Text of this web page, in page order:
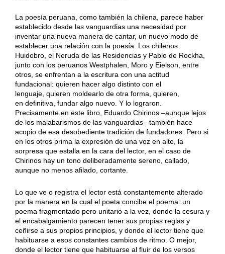
La poesía peruana, como también la chilena, parece haber
establecido desde las vanguardias una necesidad por
inventar una nueva manera de cantar, un nuevo modo de
establecer una relación con la poesía. Los chilenos
Huidobro, el Neruda de las Residencias y Pablo de Rockha,
junto con los peruanos Westphalen, Moro y Eielson, entre
otros, se enfrentan a la escritura con una actitud
fundacional: quieren hacer algo distinto con el
lenguaje, quieren moldearlo de otra forma, quieren,
en definitiva, fundar algo nuevo. Y lo lograron.
Precisamente en este libro, Eduardo Chirinos –aunque lejos
de los malabarismos de las vanguardias– también hace
acopio de esa desobediente tradición de fundadores. Pero si
en los otros prima la expresión de una voz en alto, la
sorpresa que estalla en la cara del lector, en el caso de
Chirinos hay un tono deliberadamente sereno, callado,
aunque no menos afilado, cortante.
Lo que ve o registra el lector está constantemente alterado
por la manera en la cual el poeta concibe el poema: un
poema fragmentado pero unitario a la vez, donde la cesura y
el encabalgamiento parecen tener sus propias reglas y
ceñirse a sus propios principios, y donde el lector tiene que
habituarse a esos constantes cambios de ritmo. O mejor,
donde el lector tiene que habituarse al fluir de los versos